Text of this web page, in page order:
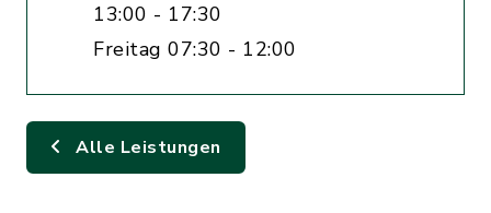
13:00 - 17:30
Freitag 07:30 - 12:00
Alle Leistungen